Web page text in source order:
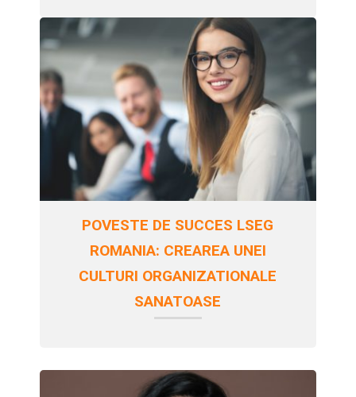
POVESTE DE SUCCES LSEG
ROMANIA: CREAREA UNEI
CULTURI ORGANIZATIONALE
SANATOASE